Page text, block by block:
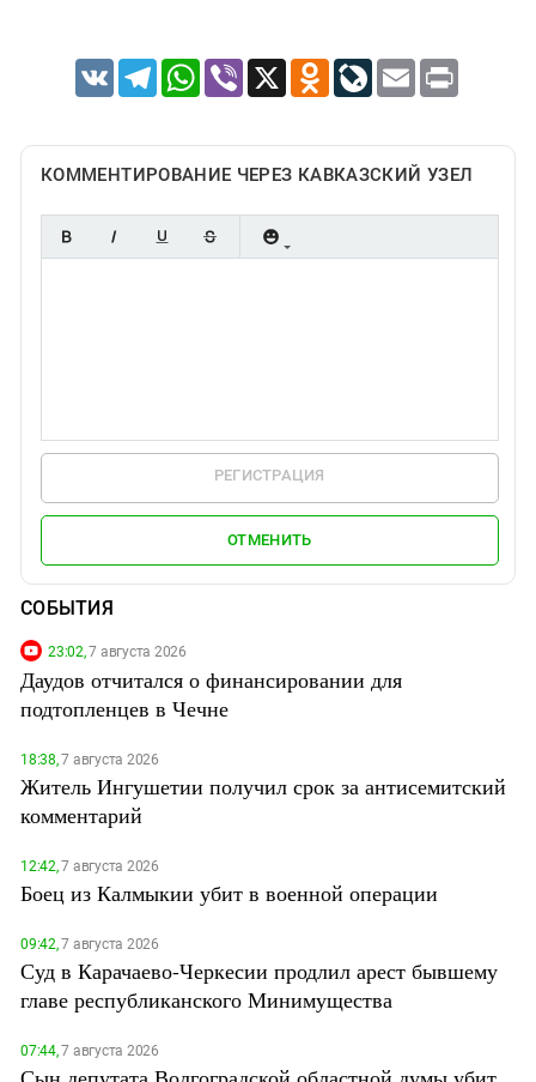
VK TelegramWhatsApp
Viber X Odnoklassniki
LiveJournal
Email Print
КОММЕНТИРОВАНИЕ ЧЕРЕЗ КАВКАЗСКИЙ УЗЕЛ
РЕГИСТРАЦИЯ
ОТМЕНИТЬ
СОБЫТИЯ
23:02,7 августа 2026
Даудов отчитался о финансировании для
подтопленцев в Чечне
18:38,7 августа 2026
Житель Ингушетии получил срок за антисемитский
комментарий
12:42,7 августа 2026
Боец из Калмыкии убит в военной операции
09:42,7 августа 2026
Суд в Карачаево-Черкесии продлил арест бывшему
главе республиканского Минимущества
07:44,7 августа 2026